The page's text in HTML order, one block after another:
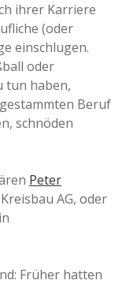
ihrer Karriere
(oder
einschlugen.
oder
tun haben,
Beruf
schnöden
Peter
AG, oder
Früher hatten